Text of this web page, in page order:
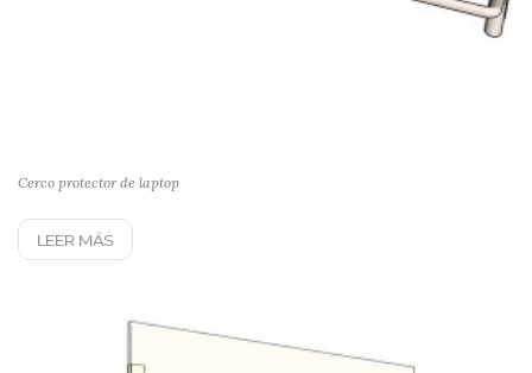
Cerco protector de laptop
LEER MÁS